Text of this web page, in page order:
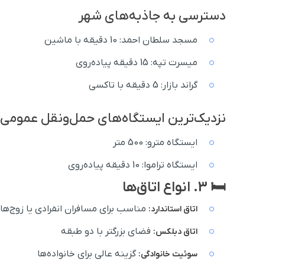
دسترسی به جاذبه‌های شهر
مسجد سلطان احمد: 10 دقیقه با ماشین
میسرت تپه: 15 دقیقه پیاده‌روی
گراند بازار: 5 دقیقه با تاکسی
نزدیک‌ترین ایستگاه‌های حمل‌ونقل عمومی
ایستگاه مترو: 500 متر
ایستگاه تراموا: 10 دقیقه پیاده‌روی
🛏️ 3. انواع اتاق‌ها
اتاق استاندارد: مناسب برای مسافران انفرادی یا زوج‌ها
اتاق دبلکس: فضای بزرگتر با دو طبقه
سوئیت خانوادگی: گزینه عالی برای خانواده‌ها